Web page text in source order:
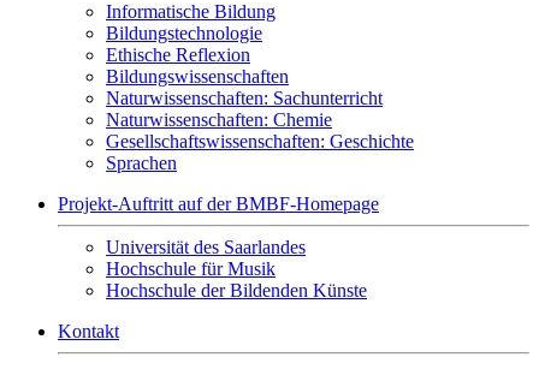
Informatische Bildung
Bildungstechnologie
Ethische Reflexion
Bildungswissenschaften
Naturwissenschaften: Sachunterricht
Naturwissenschaften: Chemie
Gesellschaftswissenschaften: Geschichte
Sprachen
Projekt-Auftritt auf der BMBF-Homepage
Universität des Saarlandes
Hochschule für Musik
Hochschule der Bildenden Künste
Kontakt